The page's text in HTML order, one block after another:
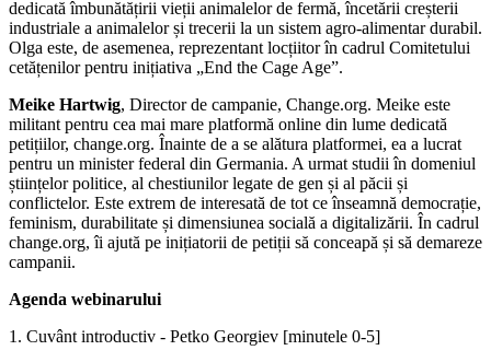
dedicată îmbunătățirii vieții animalelor de fermă, încetării creșterii
industriale a animalelor și trecerii la un sistem agro-alimentar durabil.
Olga este, de asemenea, reprezentant locțiitor în cadrul Comitetului
cetățenilor pentru inițiativa „End the Cage Age”.
Meike Hartwig, Director de campanie, Change.org. Meike este
militant pentru cea mai mare platformă online din lume dedicată
petițiilor, change.org. Înainte de a se alătura platformei, ea a lucrat
pentru un minister federal din Germania. A urmat studii în domeniul
științelor politice, al chestiunilor legate de gen și al păcii și
conflictelor. Este extrem de interesată de tot ce înseamnă democrație,
feminism, durabilitate și dimensiunea socială a digitalizării. În cadrul
change.org, îi ajută pe inițiatorii de petiții să conceapă și să demareze
campanii.
Agenda webinarului
1. Cuvânt introductiv - Petko Georgiev [minutele 0-5]